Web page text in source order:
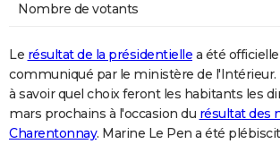
Nombre de votants
Le résultat de la présidentielle a été
communiqué par le ministère de l'Intérieur.
à savoir quel choix feront les habitants les
mars prochains à l'occasion du résultat des
Charentonnay. Marine Le Pen a été